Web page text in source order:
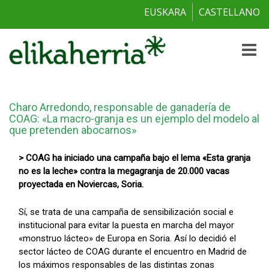
EUSKARA CASTELLANO
Toggle
Charo Arredondo, responsable de ganadería de
COAG: «La macro-granja es un ejemplo del modelo al
que pretenden abocarnos»
> COAG ha iniciado una campaña bajo el lema «Esta granja
no es la leche» contra la megagranja de 20.000 vacas
proyectada en Noviercas, Soria.
Sí, se trata de una campaña de sensibilización social e
institucional para evitar la puesta en marcha del mayor
«monstruo lácteo» de Europa en Soria. Así lo decidió el
sector lácteo de COAG durante el encuentro en Madrid de
los máximos responsables de las distintas zonas